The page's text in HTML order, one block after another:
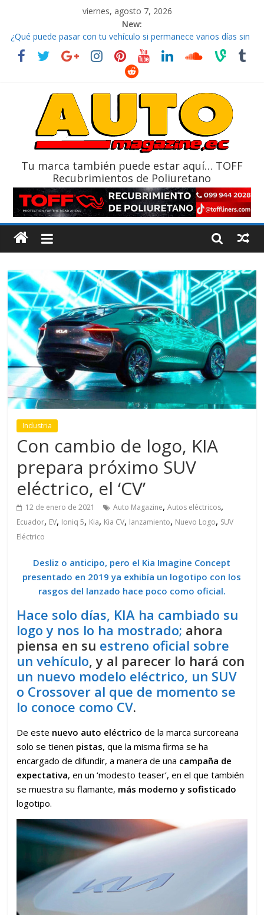
viernes, agosto 7, 2026
New:
¿Qué puede pasar con tu vehículo si permanece varios días sin
usar?
La Vuelta al Ecuador 2026, edición 47ª, recorre 7 provincias en 8
El costo de tener un vehículo gana protagonismo a la hora de
decidir
Ultima película ‘Spider‑Man: Brand New Day’ pone en escena a
Tu marca también puede estar aquí… TOFF
Recubrimientos de Poliuretano
Industria
Con cambio de logo, KIA
prepara próximo SUV
eléctrico, el ‘CV’
12 de enero de 2021 Auto Magazine,Autos eléctricos,
Ecuador, EV, Ioniq 5, Kia, Kia CV, lanzamiento, Nuevo Logo, SUV
Eléctrico
Desliz o anticipo, pero el Kia Imagine Concept
presentado en 2019 ya exhibía un logotipo con los
rasgos del lanzado hace poco como oficial.
Hace solo días, KIA ha cambiado su
logo y nos lo ha mostrado; ahora
piensa en su estreno oficial sobre
un vehículo, y al parecer lo hará con
un nuevo modelo eléctrico, un SUV
o Crossover al que de momento se
lo conoce como CV.
De este nuevo auto eléctrico de la marca surcoreana
solo se tienen pistas, que la misma firma se ha
encargado de difundir, a manera de una campaña de
expectativa, en un ‘modesto teaser’, en el que también
se muestra su flamante, más moderno y sofisticado
logotipo.